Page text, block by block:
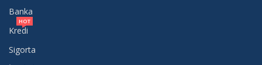
Banka
Kredi
HOT
Sigorta